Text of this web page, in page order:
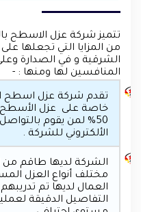
تتميز شركة عزل الاسطح
من المزايا التي تجعلها
الشرقية و في الصدارة
المنافسين لها ومنها : -
تقدم شركة عزل اسطح
خاصة على عزل
50% لمن يقوم
الألكتروني للشركة .
الشركة لديها طاقم
مختلف أنواع العزل
العمال لديها تم تدريبهم
التفاصيل الدقيقة